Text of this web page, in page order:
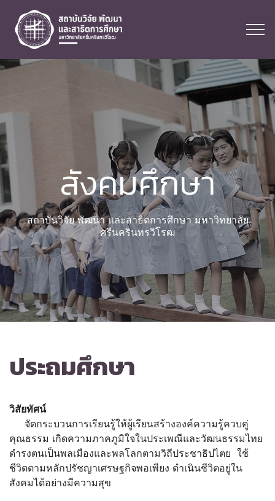
สังคมศึกษา
สถาบันวิจัย พัฒนา และสาธิตการศึกษา มหาวิทยาลัย
ศรีนครินทรวิโรฒ
ประถมศึกษา
วิสัยทัศน์
จัดกระบวนการเรียนรู้ให้ผู้เรียนสร้างองค์ความรู้ควบคู่
คุณธรรม เกิดความภาคภูมิใจในประเพณีและวัฒนธรรมไทย
ดำรงตนเป็นพลเมืองและพลโลกตามวิถีประชาธิปไตย ใช้
ชีวิตตามหลักปรัชญาเศรษฐกิจพอเพียง ดำเนินชีวิตอยู่ใน
สังคมได้อย่างมีความสุข